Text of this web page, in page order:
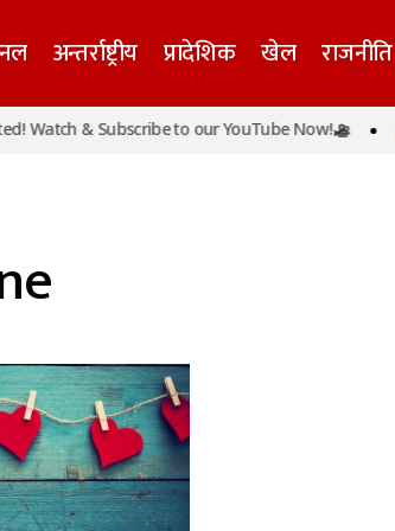
अन्तर्राष्ट्रीय प्रादेशिक खेल राजनीति
Watch & Subscribe to our YouTube Now!